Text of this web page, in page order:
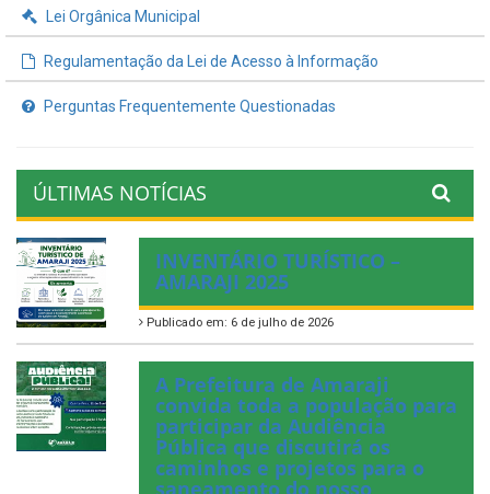
Lei Orgânica Municipal
Regulamentação da Lei de Acesso à Informação
Perguntas Frequentemente Questionadas
ÚLTIMAS NOTÍCIAS
INVENTÁRIO TURÍSTICO –
AMARAJI 2025
Publicado em: 6 de julho de 2026
A Prefeitura de Amaraji
convida toda a população para
participar da Audiência
Pública que discutirá os
caminhos e projetos para o
saneamento do nosso